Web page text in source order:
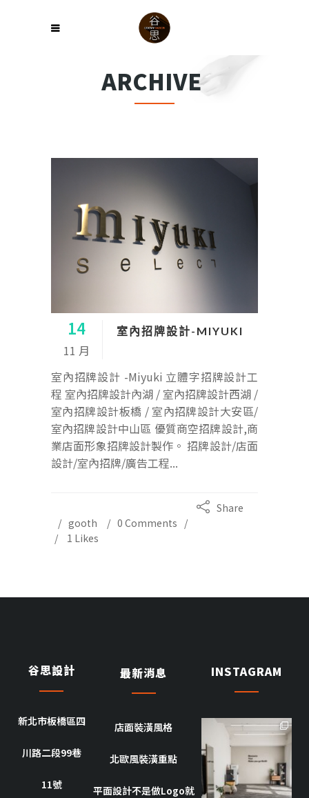
ARCHIVE
14
11 月
室內招牌設計-MIYUKI
室內招牌設計 -Miyuki 立體字招牌設計工
程 室內招牌設計內湖 / 室內招牌設計西湖 /
室內招牌設計板橋 / 室內招牌設計大安區/
室內招牌設計中山區 優質商空招牌設計,商
業店面形象招牌設計製作。 招牌設計/店面
設計/室內招牌/廣告工程...
gooth 0 Comments
Share
1 Likes
谷思設計
新北市板橋區四
川路二段99巷
11號
最新消息
店面裝潢風格
北歐風裝潢重點
平面設計不是做Logo就
INSTAGRAM
goothdesign
10 月 8